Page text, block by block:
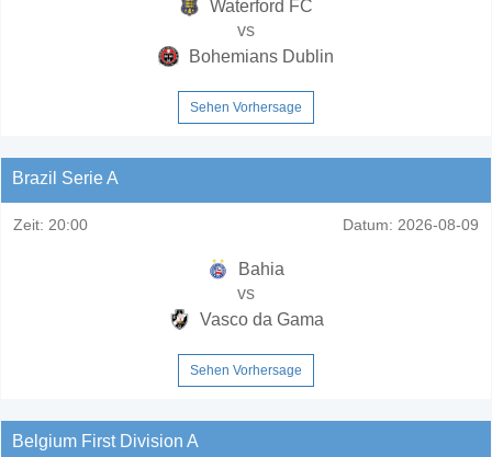
Waterford FC
vs
Bohemians Dublin
Sehen Vorhersage
Brazil Serie A
Zeit: 20:00 Datum: 2026-08-09
Bahia
vs
Vasco da Gama
Sehen Vorhersage
Belgium First Division A